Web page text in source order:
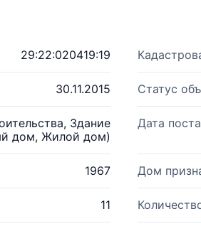
29:22:020419:19
30.11.2015 Статус
Здание
дом, Жилой дом)
Дата
1967 Дом
11